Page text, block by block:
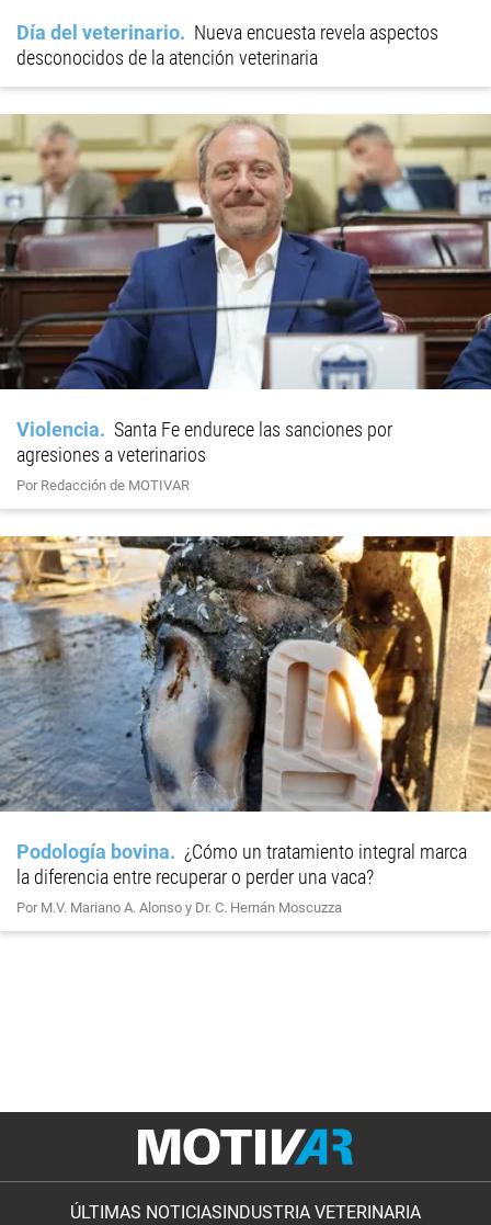
Día del veterinario
Nueva encuesta revela aspectos
desconocidos de la atención veterinaria
Violencia
Santa Fe endurece las sanciones por
agresiones a veterinarios
Por Redacción de MOTIVAR
Podología bovina
¿Cómo un tratamiento integral marca
la diferencia entre recuperar o perder una vaca?
Por M.V. Mariano A. Alonso y Dr. C. Hernán Moscuzza
ÚLTIMAS NOTICIAS INDUSTRIA VETERINARIA